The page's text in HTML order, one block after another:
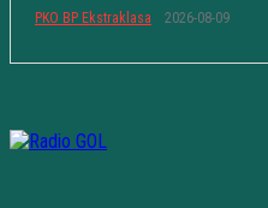
PKO BP Ekstraklasa 2026-08-09